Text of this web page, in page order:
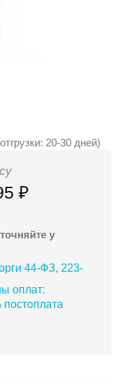
20-30 дней)
₽
у
44-ФЗ, 223-
оплат: